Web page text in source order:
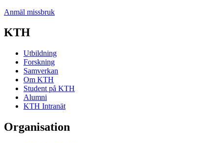
Anmäl missbruk
KTH
Utbildning
Forskning
Samverkan
Om KTH
Student på KTH
Alumni
KTH Intranät
Organisation